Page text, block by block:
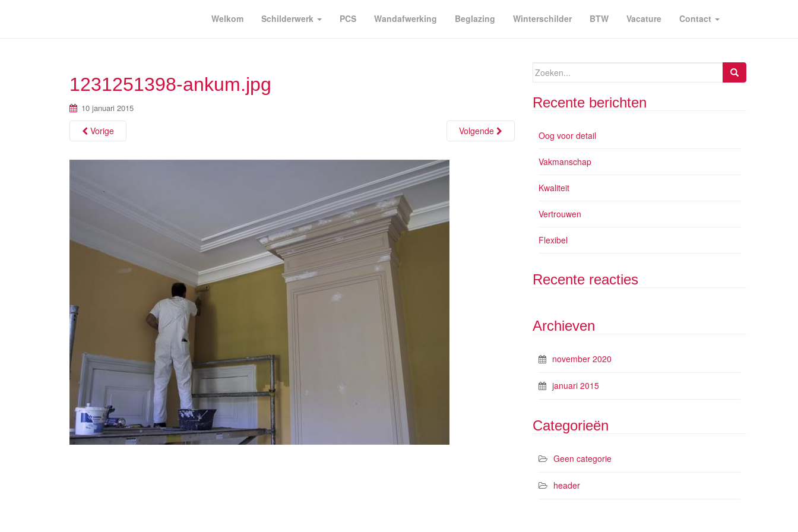
Welkom Schilderwerk PCS Wandafwerking Beglazing Winterschilder BTW Vacature Contact
1231251398-ankum.jpg
10 januari 2015
Vorige Volgende
Zoeken
Recente berichten
Oog voor detail
Vakmanschap
Kwaliteit
Vertrouwen
Flexibel
Recente reacties
Archieven
november 2020
januari 2015
Categorieën
Geen categorie
header